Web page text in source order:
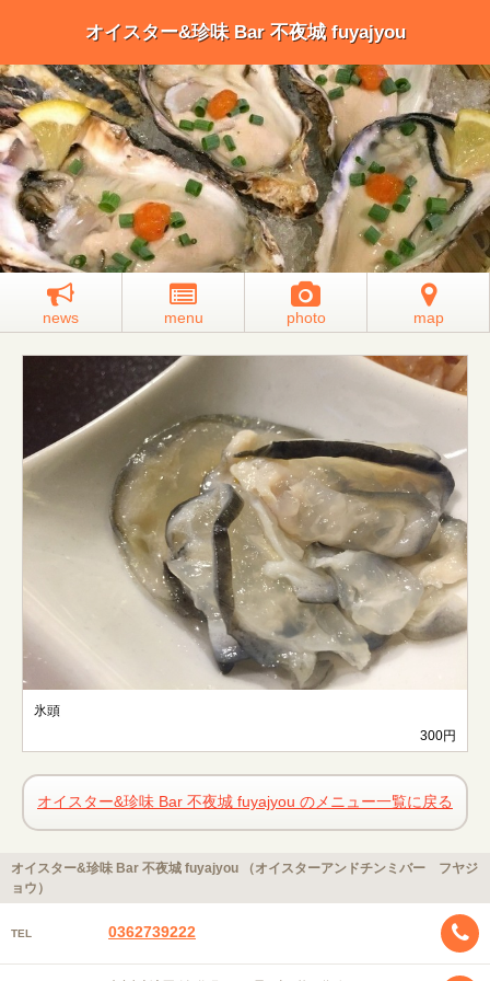
オイスター&珍味 Bar 不夜城 fuyajyou
news menu photo map
氷頭
300円
オイスター&珍味 Bar 不夜城 fuyajyou のメニュー一覧に戻る
オイスター&珍味 Bar 不夜城 fuyajyou （オイスターアンドチンミバー フヤジ
ョウ）
TEL 0362739222